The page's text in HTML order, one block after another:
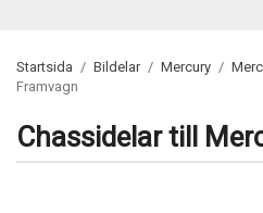
Startsida / Bildelar / Mercury /
Framvagn
Chassidelar till